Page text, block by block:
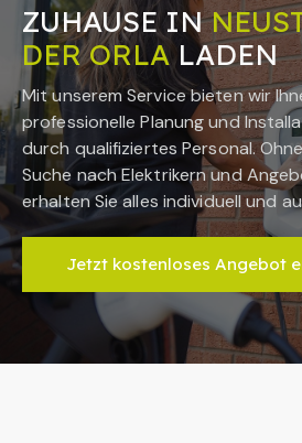
ZUHAUSE IN
DER ORLALADEN
Mit unserem Service bieten wir
professionelle Planung und
durch qualifiziertes Personal.
Suche nach Elektrikern und
erhalten Sie alles individuell und
Jetzt kostenloses Angebot